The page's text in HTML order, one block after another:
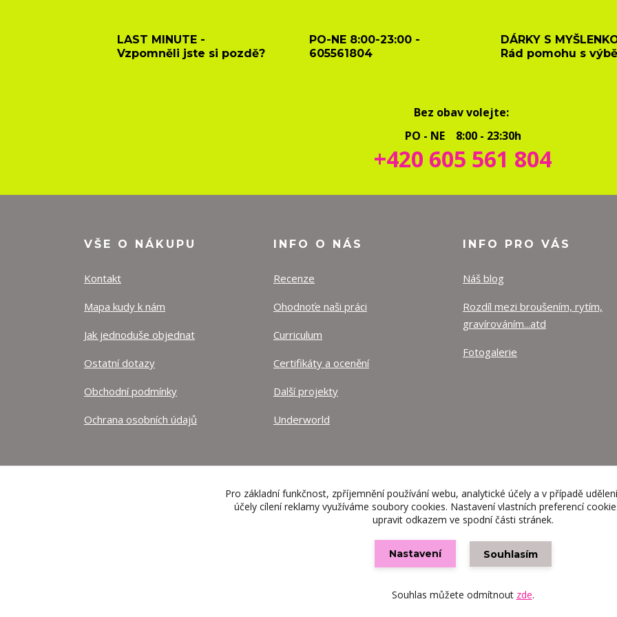
LAST MINUTE -
Vzpomněli jste si pozdě?
PO-NE 8:00-23:00 -
605561804
DÁRKY S
Rád pomohu s
Bez obav volejte:
PO - NE 8:00 - 23:30h
+420 605 561 804
VŠE O NÁKUPU
Kontakt
Mapa kudy k nám
Jak jednoduše objednat
Ostatní dotazy
Obchodní podmínky
Ochrana osobních údajů
INFO O NÁS
Recenze
Ohodnoťe naši práci
Curriculum
Certifikáty a ocenění
Další projekty
Underworld
INFO PRO VÁS
Náš blog
Rozdíl mezi broušením, rytím,
gravírováním...atd
Fotogalerie
Vytvořeno na Eshop-rychle.cz
Pro základní funkčnost, zpříjemnění používání webu, analytické účely a v případě
účely cílení reklamy využíváme soubory cookies. Nastavení vlastních preferencí
upravit odkazem ve spodní části stránek.
Nastavení Souhlasím
Souhlas můžete odmítnout zde.